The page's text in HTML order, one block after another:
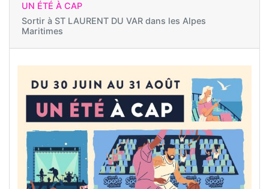
UN ÉTÉ À CAP
Sortir à ST LAURENT DU VAR dans les Alpes
Maritimes